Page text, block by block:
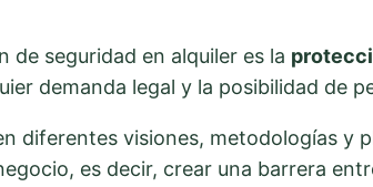
seguridad en alquiler es la
demanda legal y la posibilidad de
diferentes visiones, metodologías y
es decir, crear una barrera